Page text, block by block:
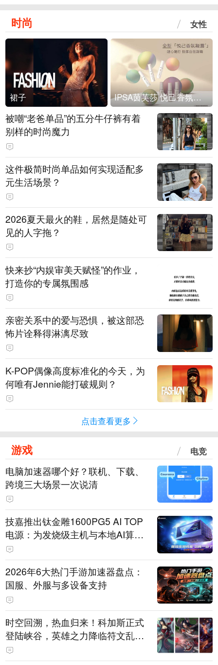
时尚 女性
裙子 IPSA茵芙莎 悦己香氛凝露上市
被嘲“老爸单品”的五分牛仔裤有着
别样的时尚魔力
这件极简时尚单品如何实现适配多
元生活场景？
2026夏天最火的鞋，居然是随处可
见的人字拖？
快来抄“内娱审美天赋怪”的作业，
打造你的专属氛围感
亲密关系中的爱与恐惧，被这部恐
怖片诠释得淋漓尽致
K-POP偶像高度标准化的今天，为
何唯有Jennie能打破规则？
点击查看更多
游戏 电竞
电脑加速器哪个好？联机、下载、
跨境三大场景一次说清
技嘉推出钛金雕1600PG5 AI TOP
电源：为发烧级主机与本地AI算力
打造旗舰供电方案
2026年6大热门手游加速器盘点：
国服、外服与多设备支持
时空回溯，热血归来！科加斯正式
登陆峡谷，英雄之力降临符文乱
斗！